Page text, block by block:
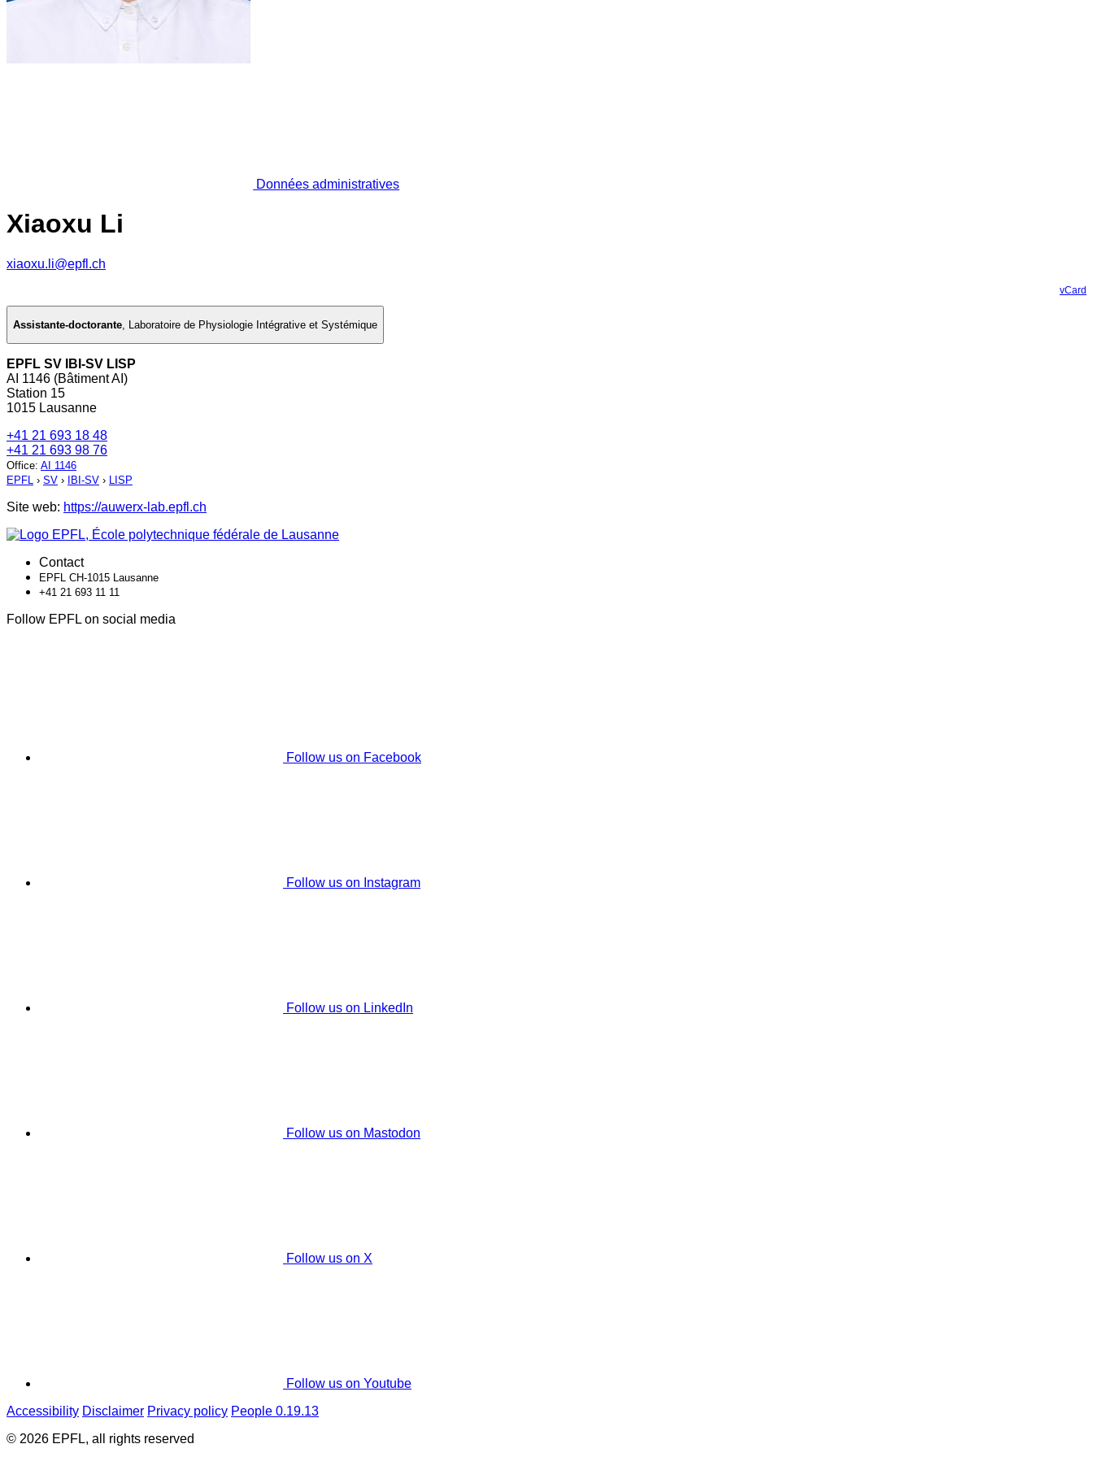
Données administratives
Xiaoxu Li
xiaoxu.li@epfl.ch
vCard
Assistante-doctorante, Laboratoire de Physiologie Intégrative et Systémique
EPFL SV IBI-SV LISP
AI 1146 (Bâtiment AI)
Station 15
1015 Lausanne
+41 21 693 18 48
+41 21 693 98 76
Office: AI 1146
EPFL › SV › IBI-SV › LISP
Site web: https://auwerx-lab.epfl.ch
Contact
EPFL CH-1015 Lausanne
+41 21 693 11 11
Follow EPFL on social media
Follow us on Facebook
Follow us on Instagram
Follow us on LinkedIn
Follow us on Mastodon
Follow us on X
Follow us on Youtube
Accessibility Disclaimer Privacy policy People 0.19.13
© 2026 EPFL, all rights reserved